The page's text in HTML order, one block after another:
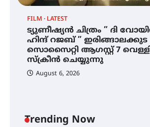
FILM LATEST
ട്യുണീഷ്യൻ ചിത്രം ” ദി
ഹിന്ദ് റജബ് ” ഇരിങ്ങാലക്കുട
സൊസൈറ്റി ആഗസ്റ്റ് 7
സ്‌ക്രീൻ ചെയ്യുന്നു
August 6, 2026
Trending Now
നേട്ടം
ട്യുണീഷ്യൻ ചിത്രം ”
ഓഫ് ഹിന്ദ് റജബ് ”
ഫിലിം സൊസൈറ്റി
വെള്ളിയാഴ്ച സ്‌ക്രീൻ